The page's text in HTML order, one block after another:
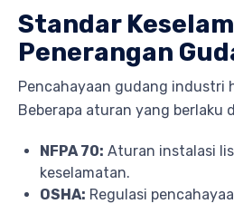
Standar
Penerangan
Pencahayaan gudang industri
Beberapa aturan yang berlaku
NFPA 70: Aturan instalasi
keselamatan.
OSHA: Regulasi